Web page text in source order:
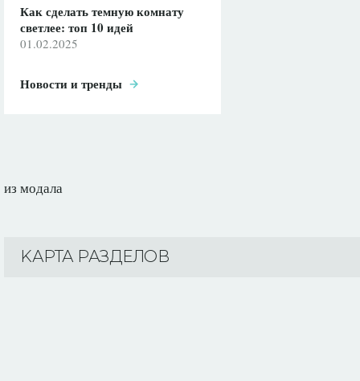
Как сделать темную комнату
светлее: топ 10 идей
01.02.2025
Новости и тренды
из модала
KАРТА РАЗДЕЛОВ